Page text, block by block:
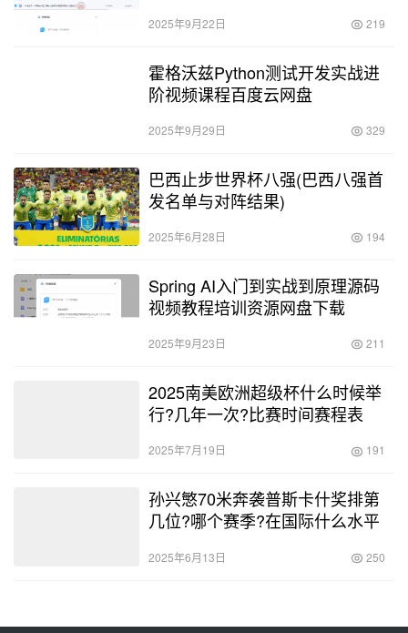
2025年9月22日 219
霍格沃兹Python测试开发实战进
阶视频课程百度云网盘
2025年9月29日 329
巴西止步世界杯八强(巴西八强首
发名单与对阵结果)
2025年6月28日 194
Spring AI入门到实战到原理源码
视频教程培训资源网盘下载
2025年9月23日 211
2025南美欧洲超级杯什么时候举
行?几年一次?比赛时间赛程表
2025年7月19日 191
孙兴慜70米奔袭普斯卡什奖排第
几位?哪个赛季?在国际什么水平
2025年6月13日 250